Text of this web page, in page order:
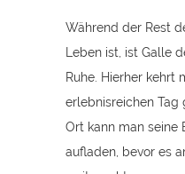
Während der Rest
Leben ist, ist Galle
Ruhe. Hierher kehrt
erlebnisreichen Tag
Ort kann man seine
aufladen, bevor es